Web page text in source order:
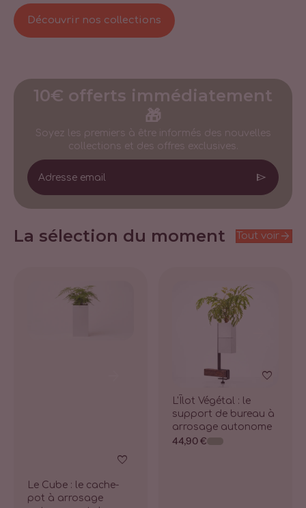
Découvrir nos collections
10€ offerts immédiatement
🎁
Soyez les premiers à être informés des nouvelles
collections et des offres exclusives.
Adresse email send
La sélection du moment Tout voirarrow_forward
favorite
Le Cube : le cache-
pot à arrosage
favorite
L'Îlot Végétal : le
support de bureau à
arrosage autonome
44,90 €